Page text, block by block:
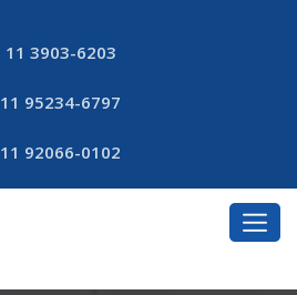
11 3903-6203
11 95234-6797
11 92066-0102